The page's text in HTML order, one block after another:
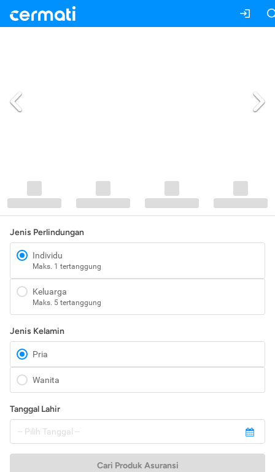
Jenis Perlindungan
Individu
Maks. 1 tertanggung
Keluarga
Maks. 5 tertanggung
Jenis Kelamin
Pria
Wanita
Tanggal Lahir
Cari Produk Asuransi